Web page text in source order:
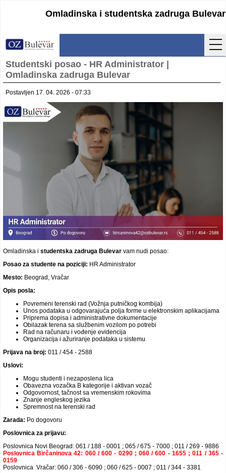
Omladinska i studentska zadruga Bulevar
Početna
Uputstva
Cenovnik
Kontakt
Lokacija
Pristupanje
Obrasci
Video oglasi
Studentski posao - HR Administrator |
Omladinska zadruga Bulevar
Postavljen 17. 04. 2026 - 07:33
Omladinska i studentska zadruga Bulevar vam nudi posao:
Posao za studente na poziciji: HR Administrator
Mesto: Beograd, Vračar
Opis posla:
Povremeni terenski rad (Vožnja putničkog kombija)
Unos podataka u odgovarajuća polja forme u elektronskim aplikacijama
Priprema dopisa i administrativne dokumentacije
Obilazak terena sa službenim vozilom po potrebi
Rad na računaru i vođenje evidencija
Organizacija i ažuriranje podataka u sistemu
Prijava na broj: 011 / 454 - 2588
Uslovi:
Mogu studenti i nezaposlena lica
Obavezna vozačka B kategorije i aktivan vozač
Odgovornost, tačnost sa vremenskim rokovima
Znanje engleskog jezika
Spremnost na terenski rad
Zarada: Po dogovoru
Poslovnica za prijavu:
Poslovnica Novi Beograd: 061 / 188 - 0001 ; 065 / 675 - 7000 ; 011 / 269 - 9886
Poslovnica Birčaninova 42: 060 / 600 - 0290 ; 060 / 600 - 1655 ; 011 / 365 -
0159
Poslovnica Vračar: 060 / 306 - 6090 ; 060 / 625 - 0007 ; 011 / 344 - 3381